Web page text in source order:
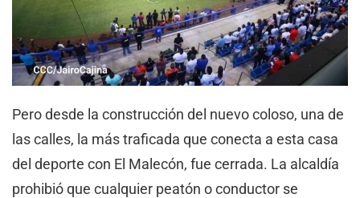
Pero desde la construcción del nuevo coloso, una de
las calles, la más traficada que conecta a esta casa
del deporte con El Malecón, fue cerrada. La alcaldía
prohibió que cualquier peatón o conductor se